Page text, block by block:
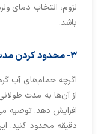
لزوم، انتخاب دمای
باشد.
۳- محدود کردن مدت زمان حمام
اگرچه حمام‌های آب
از آن‌ها به مدت
دقیقه محدود کنید.